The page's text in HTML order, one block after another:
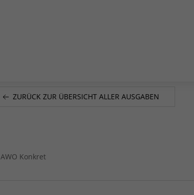
ZURÜCK ZUR ÜBERSICHT ALLER AUSGABEN
AWO Konkret